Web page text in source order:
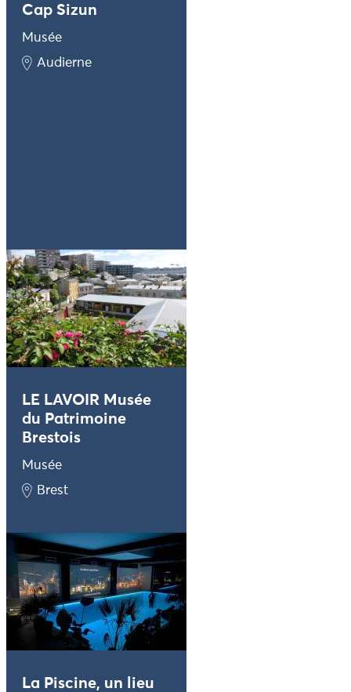
Cap Sizun
Musée
Audierne
LE LAVOIR Musée
du Patrimoine
Brestois
Musée
Brest
La Piscine, un lieu